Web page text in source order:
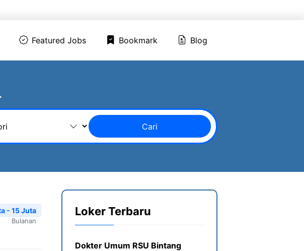
Featured Jobs Bookmark Blog
Cari
- 15 Juta
Bulanan
Loker Terbaru
Dokter Umum RSU Bintang